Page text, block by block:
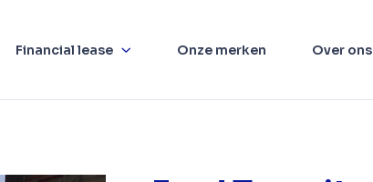
Financial lease Onze merken Over ons